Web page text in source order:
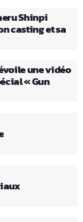
Shinpi
casting et sa
une vidéo
« Gun